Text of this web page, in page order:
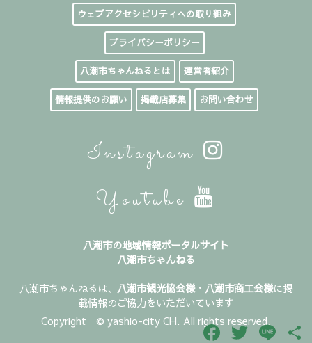
ウェブアクセシビリティへの取り組み
プライバシーポリシー
八潮市ちゃんねるとは 運営者紹介
情報提供のお願い 掲載店募集 お問い合わせ
Instagram
Youtube
八潮市の地域情報ポータルサイト
八潮市ちゃんねる
八潮市ちゃんねるは、 八潮市観光協会様・ 八潮市商工会様に掲
載情報のご協力をいただいています
Copyright © yashio-city CH. All rights reserved.
Facebook
TwitterLine